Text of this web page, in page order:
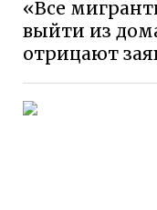
«Все
выйти из
отрицают